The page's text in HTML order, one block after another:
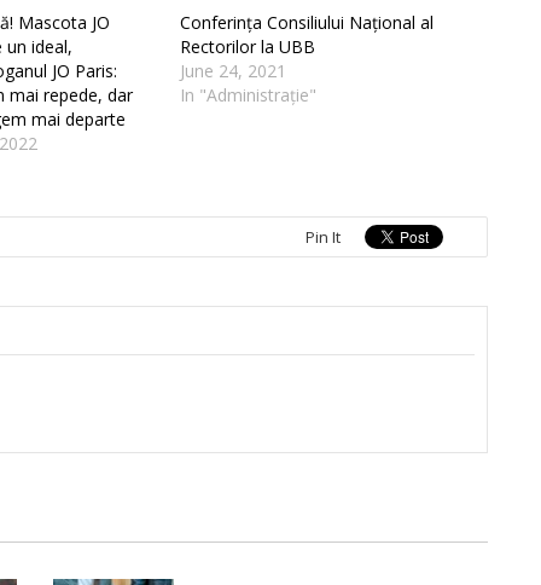
Mascota JO
un ideal,
JO Paris:
mai repede, dar
mai departe
Conferința Consiliului Național al
Rectorilor la UBB
June 24, 2021
In "Administrație"
Pin It